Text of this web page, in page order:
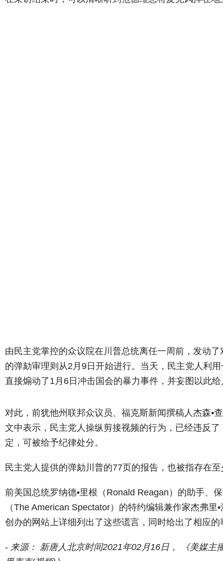
由民主党掌控的众议院在川普总统离任一周前，发动
的弹劾审理则从2月9日开始进行。当天，民主党人利
直接煽动了1月6日冲击国会的暴力事件，并妄图以此
对此，前犹他州联邦众议员、福克斯新闻撰稿人杰森•
文中表示，民主党人操纵剪接视频的行为，已经违反
定，可被给予纪律处分。
民主党人提供的弹劾川普的77页的报告，也被指存在
前美国总统罗纳德•里根（Ronald Reagan）的助手、
（The American Spectator）的特约编辑兼作家杰弗里
创办的网站上详细列出了这些谎言，同时给出了相应的
- 来源： 新唐人北京时间2021年02月16日， 《美媒主